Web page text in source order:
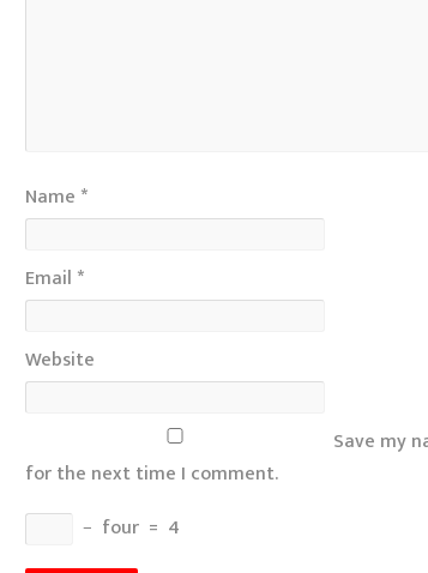
Name *
Email *
Website
Save my
for the next time I comment.
− four = 4